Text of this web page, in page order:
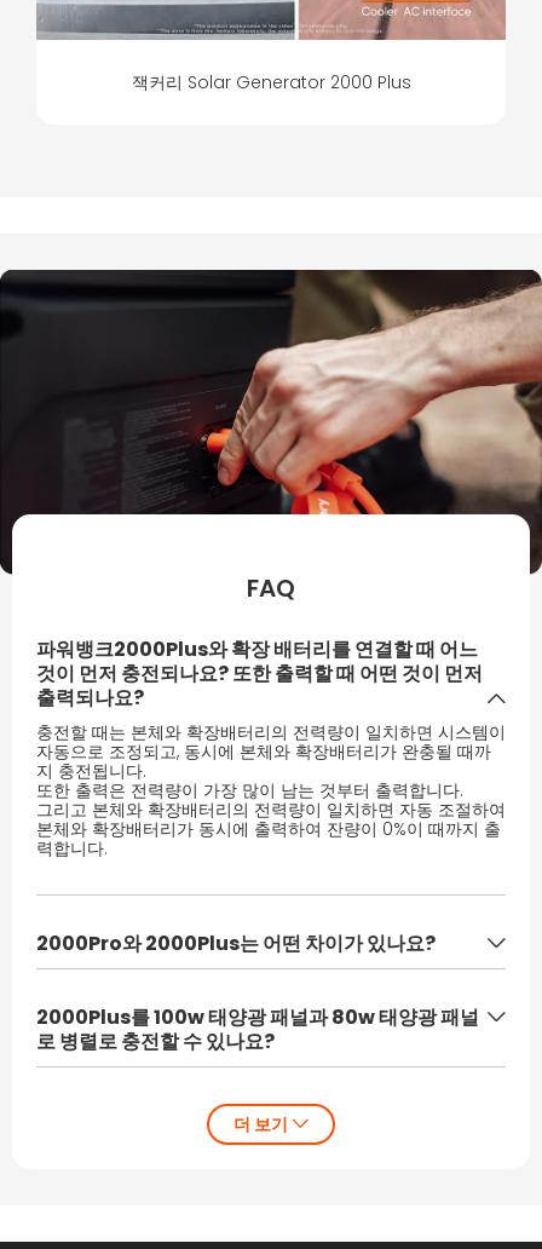
잭커리 Solar Generator 2000 Plus
FAQ
파워뱅크2000Plus와 확장 배터리를 연결할 때 어느
것이 먼저 충전되나요? 또한 출력할 때 어떤 것이 먼저
출력되나요?
충전할 때는 본체와 확장배터리의 전력량이 일치하면 시스템이
자동으로 조정되고, 동시에 본체와 확장배터리가 완충될 때까
지 충전됩니다.
또한 출력은 전력량이 가장 많이 남는 것부터 출력합니다.
그리고 본체와 확장배터리의 전력량이 일치하면 자동 조절하여
본체와 확장배터리가 동시에 출력하여 잔량이 0%이 때까지 출
력합니다.
2000Pro와 2000Plus는 어떤 차이가 있나요?
2000Pro는 삼원리튬 배터리를 사용하고, 2000Plus는 리튬인
산철 배터리를 사용하여 프로 모델보다 수명이 길어졌습니다.
또한 확장 배터리를 사용하여 용량을 늘릴 수도 있습니다.
더 작고 가벼운 것을 원한다면 2000Pro를 권장합니다.
2000Plus를 100w 태양광 패널과 80w 태양광 패널
로 병렬로 충전할 수 있나요?
모델과 수량을 일정하게 유지하여 전압과 전류가 일치하도록